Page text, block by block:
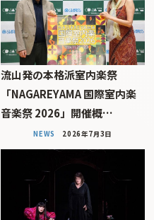
流山発の本格派室内楽祭
「NAGAREYAMA 国際室内楽
音楽祭 2026」開催概…
NEWS 2026年7月3日